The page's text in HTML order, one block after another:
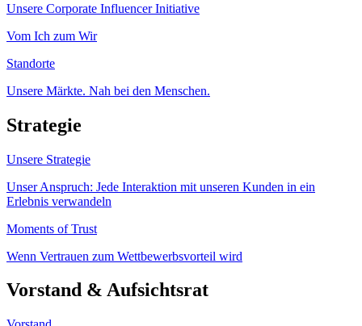
Unsere Corporate Influencer Initiative
Vom Ich zum Wir
Standorte
Unsere Märkte. Nah bei den Menschen.
Strategie
Unsere Strategie
Unser Anspruch: Jede Interaktion mit unseren Kunden in ein
Erlebnis verwandeln
Moments of Trust
Wenn Vertrauen zum Wettbewerbsvorteil wird
Vorstand & Aufsichtsrat